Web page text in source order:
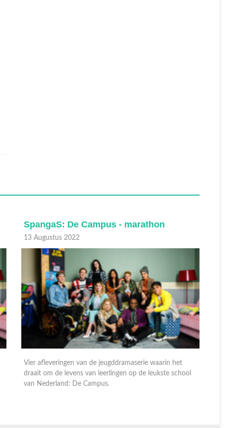
SpangaS: De Campus - marathon
06 Augustus 2022
Vier afleveringen van de jeugddramaserie waarin het
draait om de levens van leerlingen op de leukste school
van Nederland: De Campus.